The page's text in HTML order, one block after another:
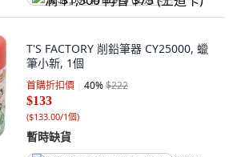
T'S FACTORY 削鉛筆器 CY25000, 蠟
筆小新, 1個
首購折扣價 40%$222
$133
($133.00/1個)
暫時缺貨